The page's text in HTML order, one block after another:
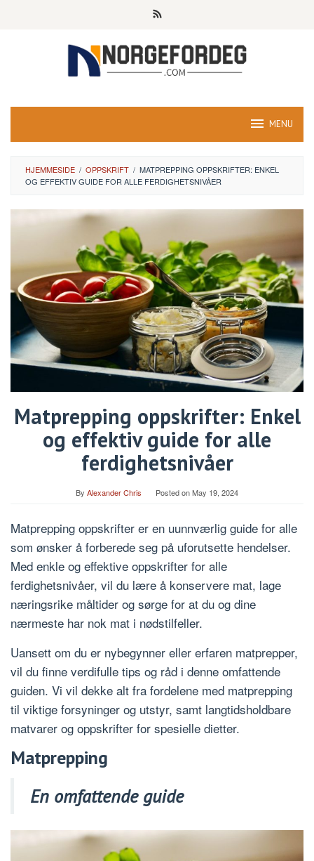
MENU
HJEMMESIDE / OPPSKRIFT / MATPREPPING OPPSKRIFTER: ENKEL
OG EFFEKTIV GUIDE FOR ALLE FERDIGHETSNIVÅER
Matprepping oppskrifter: Enkel
og effektiv guide for alle
ferdighetsnivåer
By Alexander Chris Posted onMay 19, 2024
Matprepping oppskrifter er en uunnværlig guide for alle
som ønsker å forberede seg på uforutsette hendelser.
Med enkle og effektive oppskrifter for alle
ferdighetsnivåer, vil du lære å konservere mat, lage
næringsrike måltider og sørge for at du og dine
nærmeste har nok mat i nødstilfeller.
Uansett om du er nybegynner eller erfaren matprepper,
vil du finne verdifulle tips og råd i denne omfattende
guiden. Vi vil dekke alt fra fordelene med matprepping
til viktige forsyninger og utstyr, samt langtidsholdbare
matvarer og oppskrifter for spesielle dietter.
Matprepping
En omfattende guide